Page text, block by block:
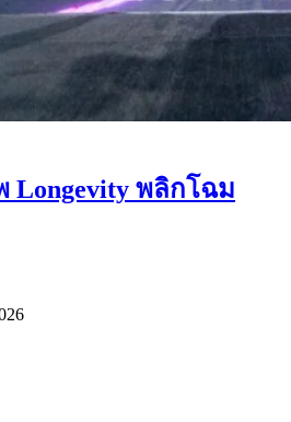
Longevity พลิกโฉม